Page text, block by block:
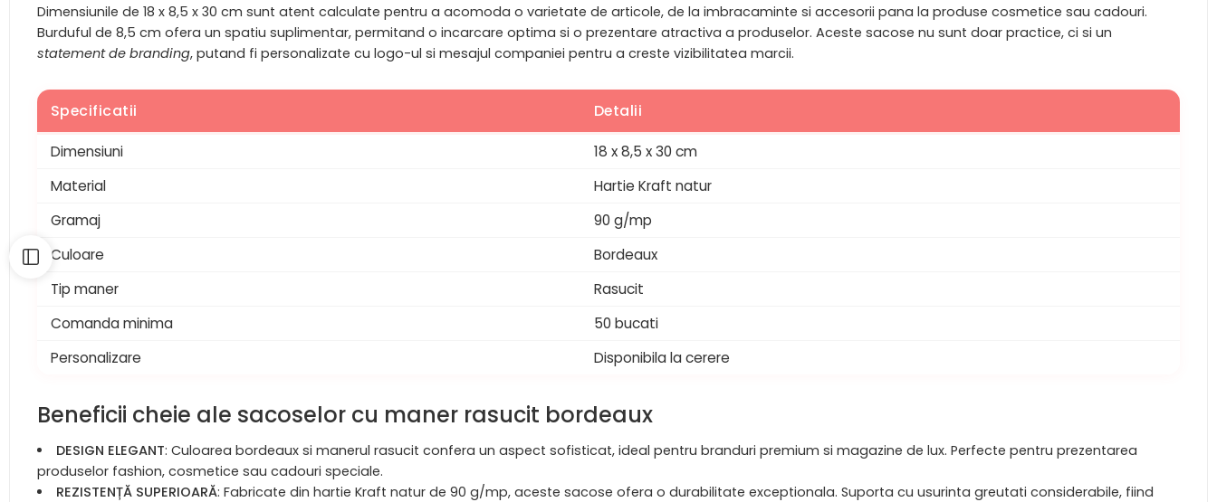
Dimensiunile de 18 x 8,5 x 30 cm sunt atent calculate pentru a acomoda o varietate de articole, de la imbracaminte si accesorii pana la produse cosmetice sau cadouri.
Burduful de 8,5 cm ofera un spatiu suplimentar, permitand o incarcare optima si o prezentare atractiva a produselor. Aceste sacose nu sunt doar practice, ci si un
statement de branding, putand fi personalizate cu logo-ul si mesajul companiei pentru a creste vizibilitatea marcii.
Specificatii Detalii
Dimensiuni
18 x 8,5 x 30 cm
Material
Hartie Kraft natur
Gramaj
90 g/mp
Culoare
Bordeaux
Tip maner
Rasucit
Comanda minima
50 bucati
Personalizare
Disponibila la cerere
Beneficii cheie ale sacoselor cu maner rasucit bordeaux
DESIGN ELEGANT: Culoarea bordeaux si manerul rasucit confera un aspect sofisticat, ideal pentru branduri premium si magazine de lux. Perfecte pentru prezentarea
produselor fashion, cosmetice sau cadouri speciale.
REZISTENȚĂ SUPERIOARĂ: Fabricate din hartie Kraft natur de 90 g/mp, aceste sacose ofera o durabilitate exceptionala. Suporta cu usurinta greutati considerabile, fiind